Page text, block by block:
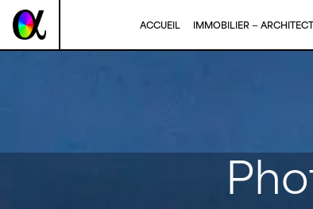
ACCUEIL IMMOBILIER —
Panneau de gestion des cookies